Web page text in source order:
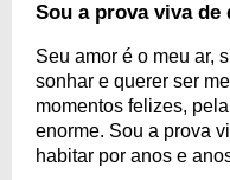
Sou a prova viva de
Seu amor é o meu ar,
sonhar e querer ser
momentos felizes,
enorme. Sou a prova
habitar por anos e